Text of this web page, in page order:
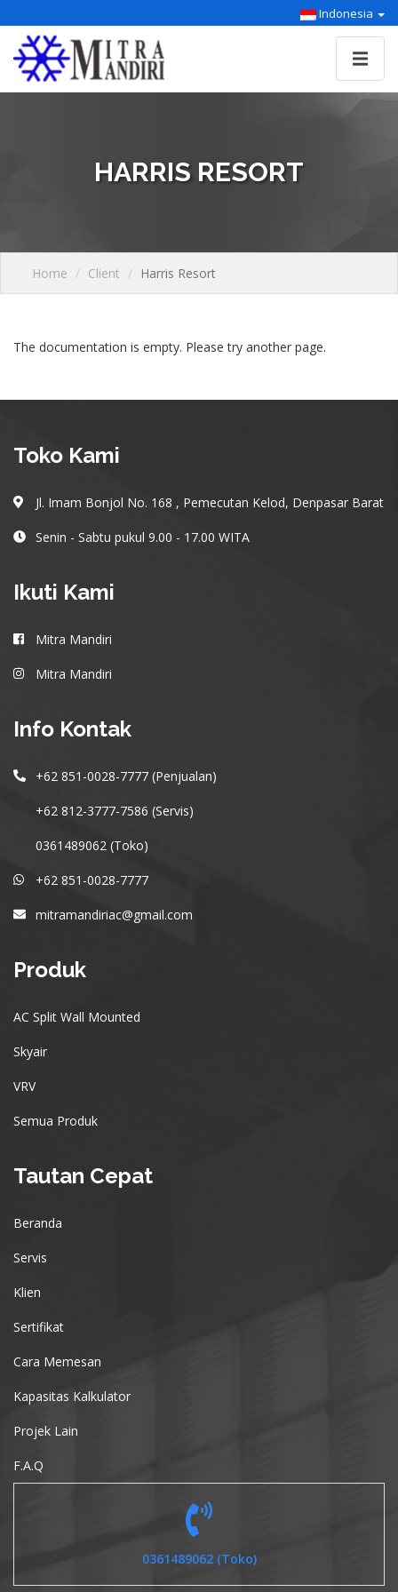
Indonesia
HARRIS RESORT
Home Client Harris Resort
The documentation is empty. Please try another page.
Toko Kami
Jl. Imam Bonjol No. 168 , Pemecutan Kelod, Denpasar Barat
Senin - Sabtu pukul 9.00 - 17.00 WITA
Ikuti Kami
Mitra Mandiri
Mitra Mandiri
Info Kontak
+62 851-0028-7777 (Penjualan)
+62 812-3777-7586 (Servis)
0361489062 (Toko)
+62 851-0028-7777
mitramandiriac@gmail.com
Produk
AC Split Wall Mounted
Skyair
VRV
Semua Produk
Tautan Cepat
Beranda
Servis
Klien
Sertifikat
Cara Memesan
Kapasitas Kalkulator
Projek Lain
F.A.Q
0361489062 (Toko)